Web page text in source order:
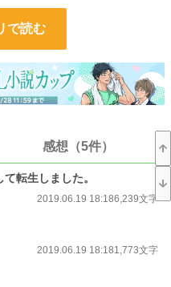
で読む
感想（5件）
転生しました。
2019.06.19 18:186,239文字
2019.06.19 18:181,773文字